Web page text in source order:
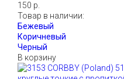
150 р.
Товар в наличии:
В корзину